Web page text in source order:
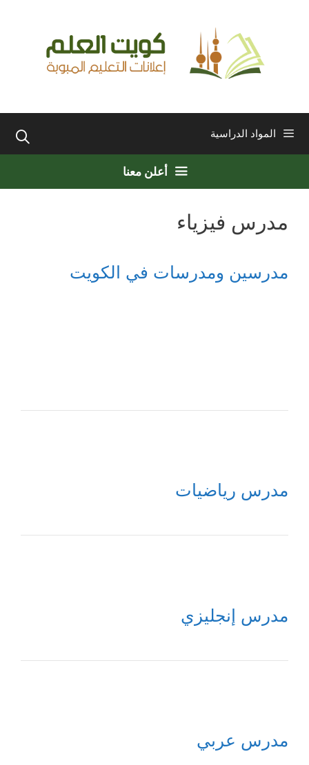
المواد الدراسية
أعلن معنا
مدرس فيزياء
مدرسين ومدرسات في الكويت
مدرس رياضيات
مدرس إنجليزي
مدرس عربي